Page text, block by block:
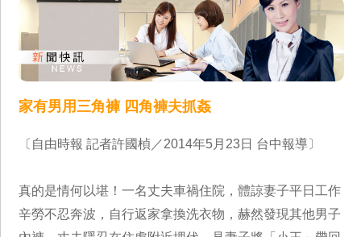
家有男用三角褲 四角褲夫抓姦
〔自由時報 記者許國楨／2014年5月23日 台中報導〕
真的是情何以堪！一名丈夫車禍住院，體諒妻子平日工作
辛勞不忍奔波，自行返家拿換洗衣物，赫然發現其他男子